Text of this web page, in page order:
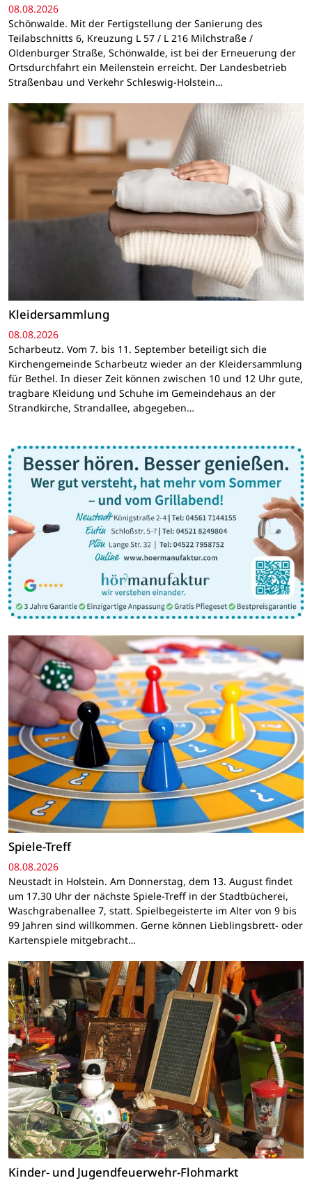
08.08.2026
Schönwalde. Mit der Fertigstellung der Sanierung des
Teilabschnitts 6, Kreuzung L 57 / L 216 Milchstraße /
Oldenburger Straße, Schönwalde, ist bei der Erneuerung der
Ortsdurchfahrt ein Meilenstein erreicht. Der Landesbetrieb
Straßenbau und Verkehr Schleswig-Holstein…
Kleidersammlung
08.08.2026
Scharbeutz. Vom 7. bis 11. September beteiligt sich die
Kirchengemeinde Scharbeutz wieder an der Kleidersammlung
für Bethel. In dieser Zeit können zwischen 10 und 12 Uhr gute,
tragbare Kleidung und Schuhe im Gemeindehaus an der
Strandkirche, Strandallee, abgegeben…
Spiele-Treff
08.08.2026
Neustadt in Holstein. Am Donnerstag, dem 13. August findet
um 17.30 Uhr der nächste Spiele-Treff in der Stadtbücherei,
Waschgrabenallee 7, statt. Spielbegeisterte im Alter von 9 bis
99 Jahren sind willkommen. Gerne können Lieblingsbrett- oder
Kartenspiele mitgebracht…
Kinder- und Jugendfeuerwehr-Flohmarkt